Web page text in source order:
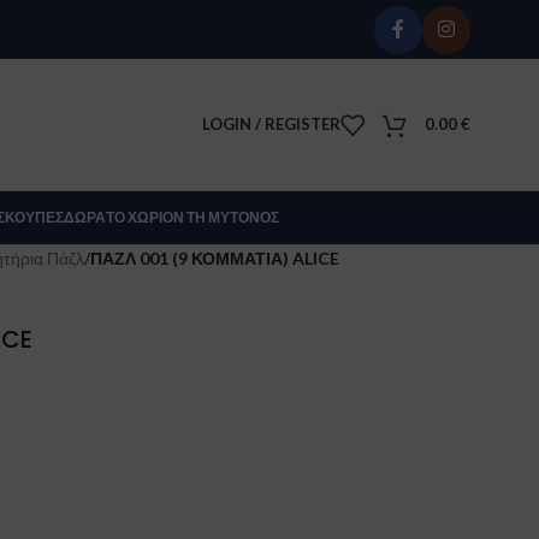
LOGIN / REGISTER 0.00€
ΚΟΎΠΕΣΔΏΡΑΤΟ ΧΩΡΊΟΝ ΤΗ ΜΎΤΟΝΟΣ
Πάζλ/ΠΑΖΛ 001 (9 ΚΟΜΜΑΤΙΑ) ALICE